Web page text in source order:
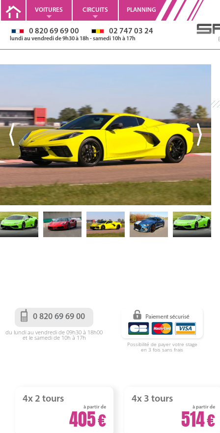
VOITURES CIRCUITS PLANNING
0 820 69 69 00 02 747 03 24
lundi au vendredi de 9h30 à 18h - samedi 10h à 17h
0 820 69 69 00
du lundi au vendredi de 09h30 à 18h00
et le samedi de 10h à 17h
Possibilité de payer votre stage
en 3 fois sans frais
4x 2 tours
à partir de
405
4x 3 tours
à partir de
514